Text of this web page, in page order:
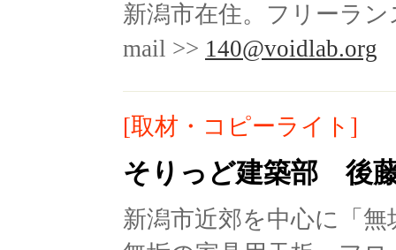
新潟市在住。フリーラ
mail >> 140@voidlab.org
[取材・コピーライト]
そりっど建築部 後
新潟市近郊を中心に「